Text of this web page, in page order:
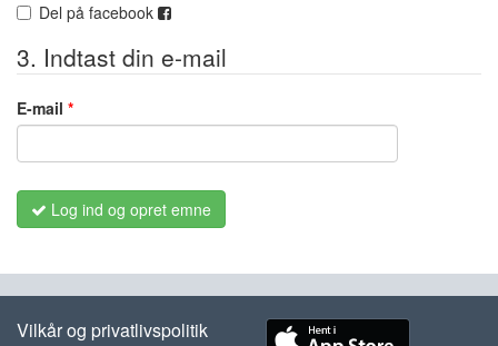
Del på facebook
3. Indtast din e-mail
E-mail
Log ind og opret emne
Vilkår og privatlivspolitik